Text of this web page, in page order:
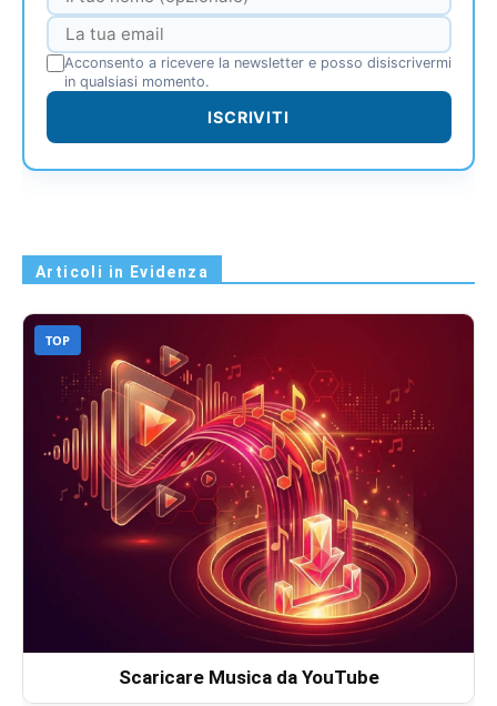
Acconsento a ricevere la newsletter e posso disiscrivermi
in qualsiasi momento.
ISCRIVITI
Articoli in Evidenza
TOP
Scaricare Musica da YouTube